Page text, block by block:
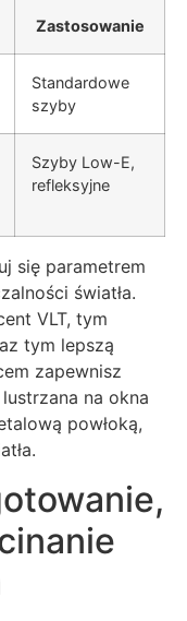
Zastosowanie
Standardowe
szyby
Szyby Low-E,
refleksyjne
się parametrem
światła.
VLT, tym
tym lepszą
zapewnisz
na okna
powłoką,